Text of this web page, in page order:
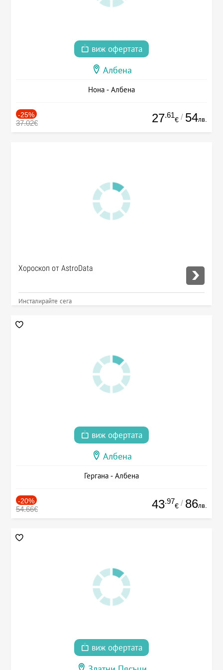
виж офертата
Албена
Нона - Албена
-25%
37.02€ 27.61
€ / 54лв.
Хороскоп от AstroData
Инсталирайте сега
виж офертата
Албена
Гергана - Албена
-20%
54.66€ 43.97
€ / 86лв.
виж офертата